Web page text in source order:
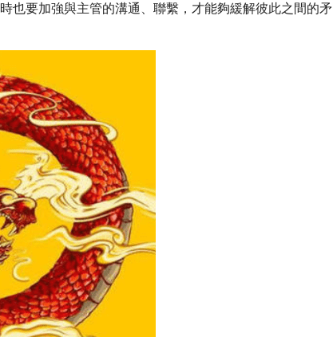
也要加強與主管的溝通、聯繫，才能夠緩解彼此之間的矛